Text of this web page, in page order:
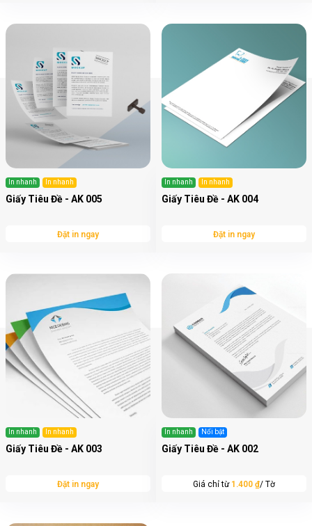
In nhanh In nhanh
Giấy Tiêu Đề - AK 005
Đặt in ngay
In nhanh In nhanh
Giấy Tiêu Đề - AK 004
Đặt in ngay
In nhanh In nhanh
Giấy Tiêu Đề - AK 003
Đặt in ngay
In nhanh Nổi bật
Giấy Tiêu Đề - AK 002
Giá chỉ từ 1.400 ₫/ Tờ